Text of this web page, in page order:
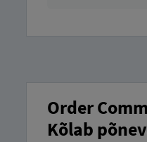
Order
Kõlab